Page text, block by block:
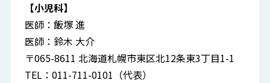
【小児科】
医師：飯塚 進
医師：鈴木 大介
〒065-8611 北海道札幌市東区北12条東3丁目1-1
TEL：011-711-0101（代表）